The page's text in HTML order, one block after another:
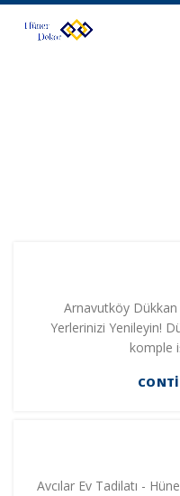
Arnavutköy
Yerlerinizi Yenileyin!
komple
Avcılar Ev Tadilatı -